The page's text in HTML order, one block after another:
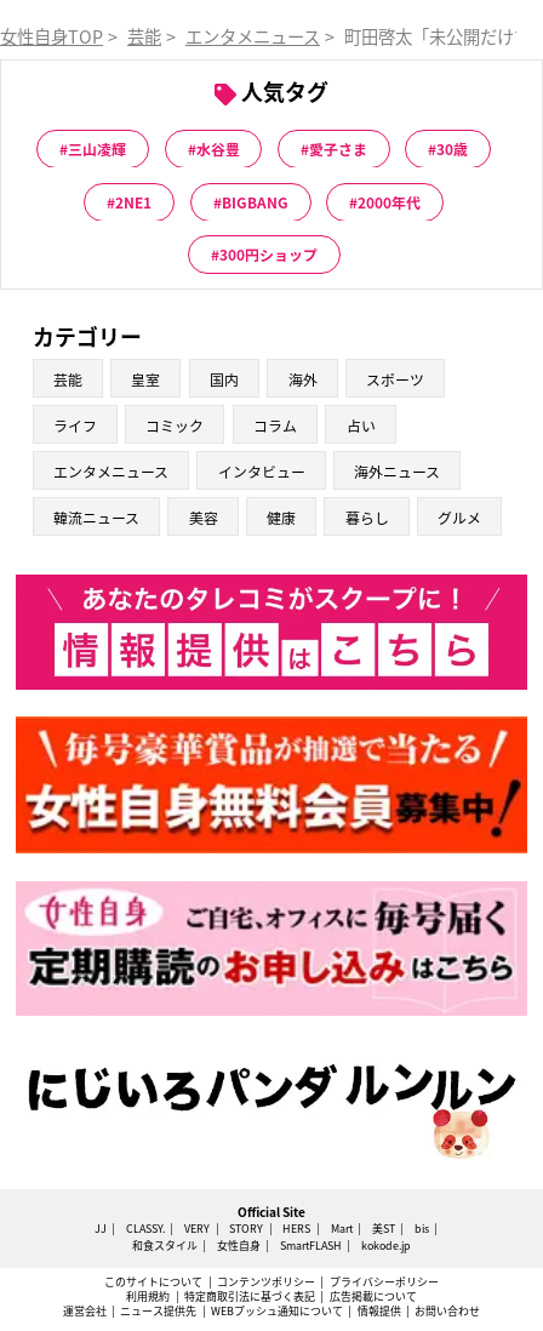
女性自身TOP > 芸能 > エンタメニュース > 町田啓太「未公開だけで
人気タグ
三山凌輝 水谷豊 愛子さま 30歳
2NE1 BIGBANG 2000年代
300円ショップ
カテゴリー
芸能 皇室 国内 海外 スポーツ
ライフ コミック コラム 占い
エンタメニュース インタビュー 海外ニュース
韓流ニュース 美容 健康 暮らし グルメ
Official Site
JJ CLASSY. VERY STORY HERS Mart 美ST
bis
和食スタイル
女性自身 SmartFLASH kokode.jp
このサイトについて コンテンツポリシー
プライバシーポリシー
利用規約
特定商取引法に基づく表記
広告掲載について
運営会社
ニュース提供先 WEBプッシュ通知について 情報提供 お問い合わせ